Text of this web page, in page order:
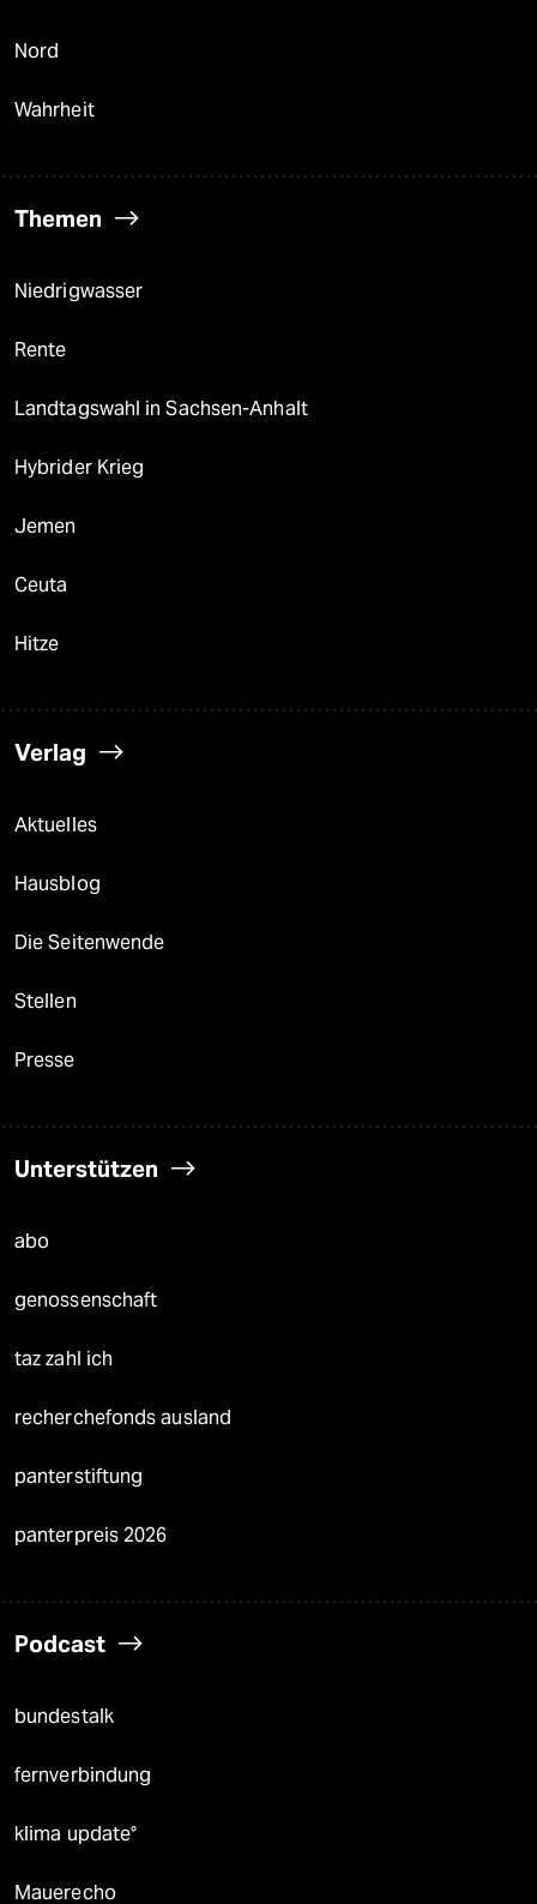
Nord
Wahrheit
Themen
Niedrigwasser
Rente
Landtagswahl in Sachsen-Anhalt
Hybrider Krieg
Jemen
Ceuta
Hitze
Verlag
Aktuelles
Hausblog
Die Seitenwende
Stellen
Presse
Unterstützen
abo
genossenschaft
taz zahl ich
recherchefonds ausland
panterstiftung
panterpreis 2026
Podcast
bundestalk
fernverbindung
klima update°
Mauerecho